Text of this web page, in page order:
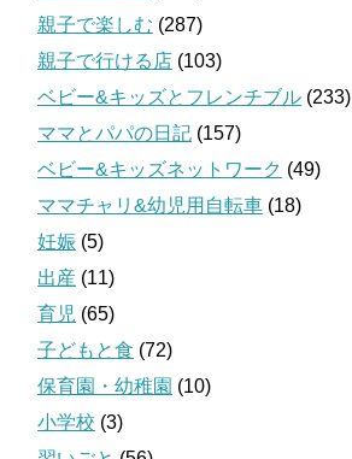
親子で楽しむ (287)
親子で行ける店 (103)
ベビー&キッズとフレンチブル (233)
ママとパパの日記 (157)
ベビー&キッズネットワーク (49)
ママチャリ&幼児用自転車 (18)
妊娠 (5)
出産 (11)
育児 (65)
子どもと食 (72)
保育園・幼稚園 (10)
小学校 (3)